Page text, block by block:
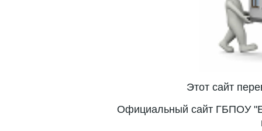
Этот сайт
Официальный сайт ГБПОУ